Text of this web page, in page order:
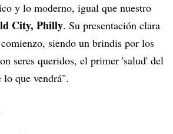
y lo moderno, igual que nuestro
City, Philly. Su presentación clara
siendo un brindis por los
seres queridos, el primer 'salud' del
lo que vendrá".